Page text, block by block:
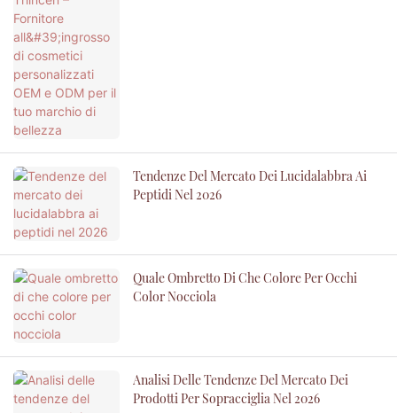
Tendenze Del Mercato Dei Lucidalabbra Ai
Peptidi Nel 2026
Quale Ombretto Di Che Colore Per Occhi
Color Nocciola
Analisi Delle Tendenze Del Mercato Dei
Prodotti Per Sopracciglia Nel 2026